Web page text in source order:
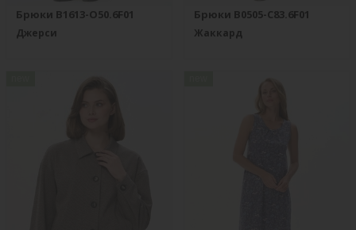
Брюки B1613-O50.6F01
Джерси
Брюки B0505-C83.6F01
Жаккард